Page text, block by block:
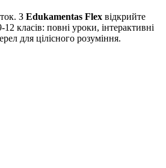
З Edukamentas Flex відкрийте
класів: повні уроки, інтерактивні
для цілісного розуміння.